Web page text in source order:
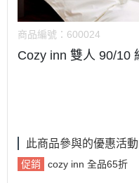
商品編號： 600024
Cozy inn 雙人 90/10
此商品參與的優惠活動
促銷 cozy inn 全品65折